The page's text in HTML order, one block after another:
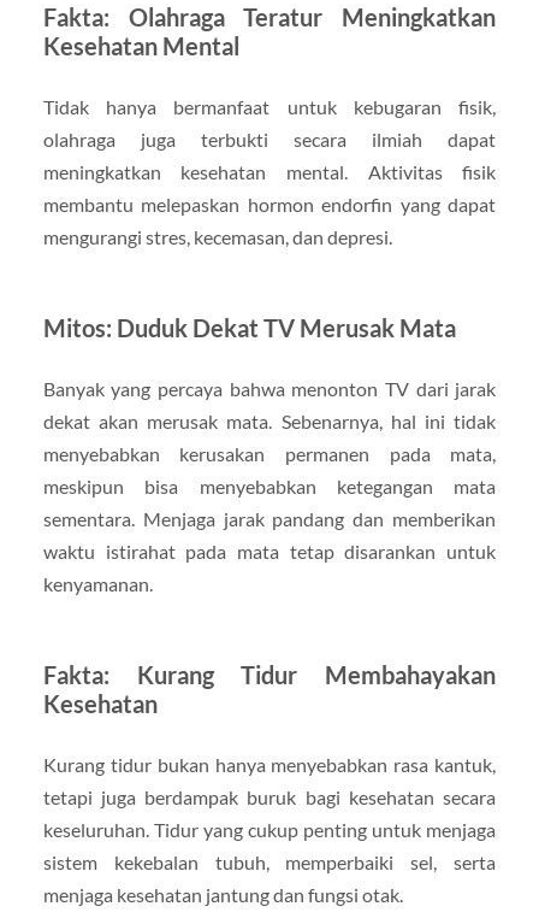
Fakta: Olahraga Teratur Meningkatkan
Kesehatan Mental
Tidak hanya bermanfaat untuk kebugaran fisik,
olahraga juga terbukti secara ilmiah dapat
meningkatkan kesehatan mental. Aktivitas fisik
membantu melepaskan hormon endorfin yang dapat
mengurangi stres, kecemasan, dan depresi.
Mitos: Duduk Dekat TV Merusak Mata
Banyak yang percaya bahwa menonton TV dari jarak
dekat akan merusak mata. Sebenarnya, hal ini tidak
menyebabkan kerusakan permanen pada mata,
meskipun bisa menyebabkan ketegangan mata
sementara. Menjaga jarak pandang dan memberikan
waktu istirahat pada mata tetap disarankan untuk
kenyamanan.
Fakta: Kurang Tidur Membahayakan
Kesehatan
Kurang tidur bukan hanya menyebabkan rasa kantuk,
tetapi juga berdampak buruk bagi kesehatan secara
keseluruhan. Tidur yang cukup penting untuk menjaga
sistem kekebalan tubuh, memperbaiki sel, serta
menjaga kesehatan jantung dan fungsi otak.